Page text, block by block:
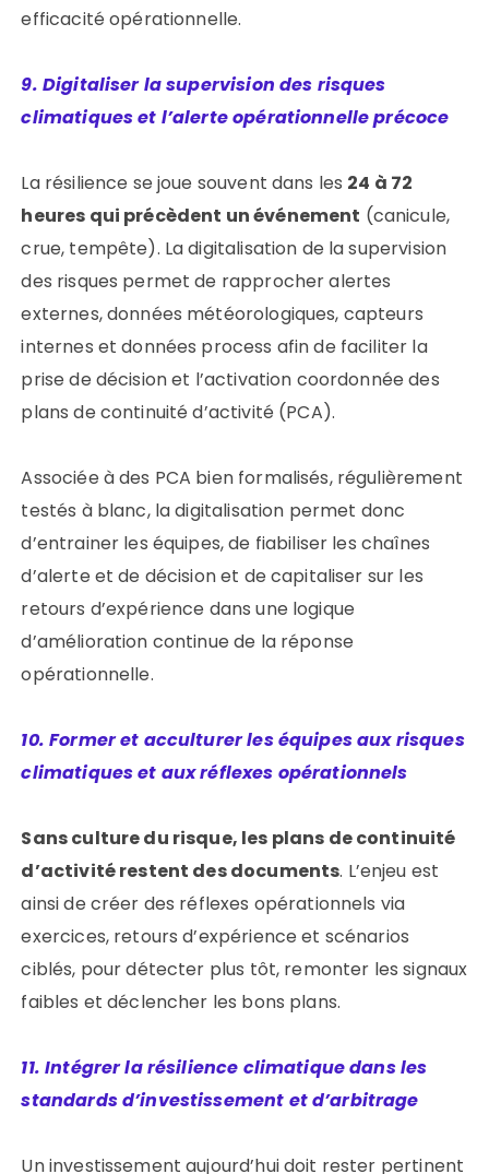
efficacité opérationnelle.
9. Digitaliser la supervision des risques
climatiques et l’alerte opérationnelle précoce
La résilience se joue souvent dans les 24 à 72
heures qui précèdent un événement (canicule,
crue, tempête). La digitalisation de la supervision
des risques permet de rapprocher alertes
externes, données météorologiques, capteurs
internes et données process afin de faciliter la
prise de décision et l’activation coordonnée des
plans de continuité d’activité (PCA).
Associée à des PCA bien formalisés, régulièrement
testés à blanc, la digitalisation permet donc
d’entrainer les équipes, de fiabiliser les chaînes
d’alerte et de décision et de capitaliser sur les
retours d’expérience dans une logique
d’amélioration continue de la réponse
opérationnelle.
10. Former et acculturer les équipes aux risques
climatiques et aux réflexes opérationnels
Sans culture du risque, les plans de continuité
d’activité restent des documents. L’enjeu est
ainsi de créer des réflexes opérationnels via
exercices, retours d’expérience et scénarios
ciblés, pour détecter plus tôt, remonter les signaux
faibles et déclencher les bons plans.
11. Intégrer la résilience climatique dans les
standards d’investissement et d’arbitrage
Un investissement aujourd’hui doit rester pertinent